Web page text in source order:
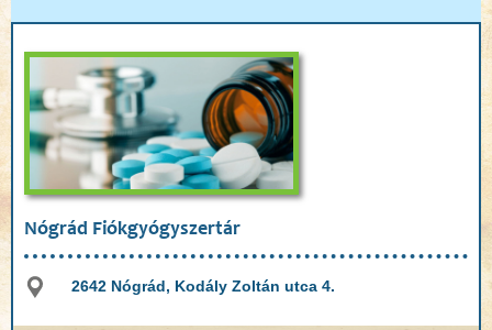
Nógrád Fiókgyógyszertár
2642 Nógrád, Kodály Zoltán utca 4.